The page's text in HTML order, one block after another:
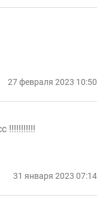
27 февраля 2023 10:50
!!!!!!!!!!!
31 января 2023 07:14